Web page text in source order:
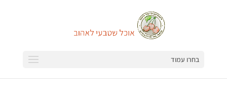
בחרו עמוד